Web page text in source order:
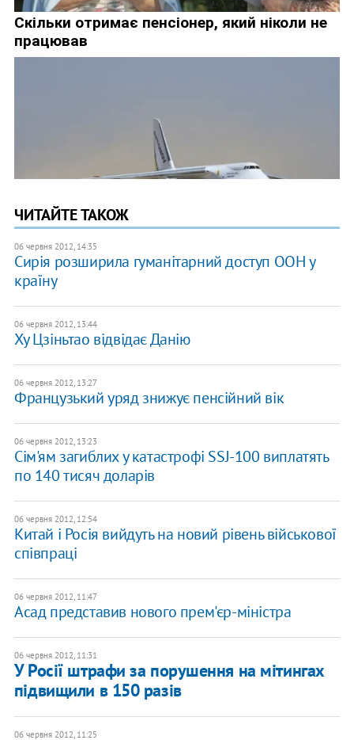
ЧИТАЙТЕ ТАКОЖ
06 червня 2012, 14:35
Сирія розширила гуманітарний доступ ООН у
країну
06 червня 2012, 13:44
Ху Цзіньтао відвідає Данію
06 червня 2012, 13:27
Французький уряд знижує пенсійний вік
06 червня 2012, 13:23
Сім'ям загиблих у катастрофі SSJ-100 виплатять
по 140 тисяч доларів
06 червня 2012, 12:54
Китай і Росія вийдуть на новий рівень військової
співпраці
06 червня 2012, 11:47
Асад представив нового прем'єр-міністра
06 червня 2012, 11:31
У Росії штрафи за порушення на мітингах
підвищили в 150 разів
06 червня 2012, 11:25